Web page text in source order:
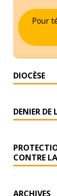
Pour
DIOCÈSE
DENIER DE
CONTRE
ARCHIVES